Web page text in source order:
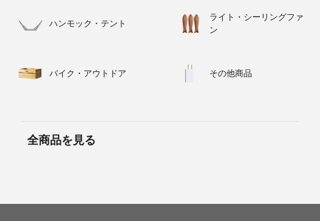
ハンモック・テント
ライト・シーリングファ
ン
バイク・アウトドア その他商品
全商品を見る